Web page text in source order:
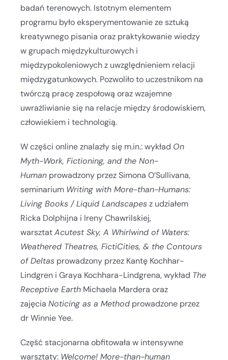
badań terenowych. Istotnym elementem
programu było eksperymentowanie ze sztuką
kreatywnego pisania oraz praktykowanie wiedzy
w grupach międzykulturowych i
międzypokoleniowych z uwzględnieniem relacji
międzygatunkowych. Pozwoliło to uczestnikom na
twórczą pracę zespołową oraz wzajemne
uwrażliwianie się na relacje między środowiskiem,
człowiekiem i technologią.
W części online znalazły się m.in.: wykład On
Myth-Work, Fictioning, and the Non-
Humanprowadzony przez Simona O’Sullivana,
seminarium Writing with More-than-Humans:
Living Books / Liquid Landscapesz udziałem
Ricka Dolphijna i Ireny Chawrilskiej,
warsztatAcutest Sky, A Whirlwind of Waters:
Weathered Theatres, FictiCities, & the Contours
of Deltasprowadzony przez Kantę Kochhar-
Lindgren i Graya Kochhara-Lindgrena, wykład The
Receptive EarthMichaela Mardera oraz
zajęcia Noticing as a Methodprowadzone przez
dr Winnie Yee.
Część stacjonarna obfitowała w intensywne
warsztaty: Welcome! More-than-human